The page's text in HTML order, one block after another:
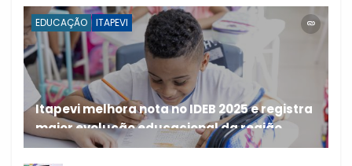
EDUCAÇÃO ITAPEVI
Itapevi melhora nota no IDEB 2025 e registra
maior evolução educacional da região
A rede municipal de ensino